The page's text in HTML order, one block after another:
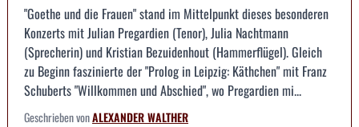
"Goethe und die Frauen" stand im Mittelpunkt dieses besonderen
Konzerts mit Julian Pregardien (Tenor), Julia Nachtmann
(Sprecherin) und Kristian Bezuidenhout (Hammerflügel). Gleich
zu Beginn faszinierte der "Prolog in Leipzig: Käthchen" mit Franz
Schuberts "Willkommen und Abschied", wo Pregardien mi...
Geschrieben vonALEXANDER WALTHER